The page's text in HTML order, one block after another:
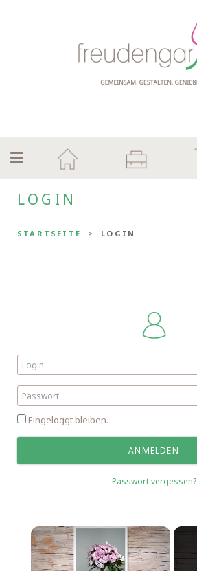
LOGIN
STARTSEITE LOGIN
Eingeloggt bleiben.
Passwort vergessen?